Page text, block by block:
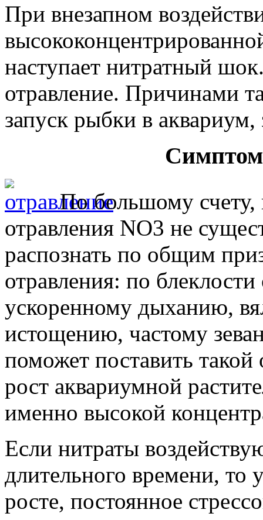
При внезапном
наступает нитратный
отравление. Причинами
запуск рыбки в
По большому
отравления NO3 не
распознать по общим
отравления: по
ускоренному дыханию,
истощению, частому
поможет поставить
рост аквариумной
именно высокой
Если нитраты
длительного времени, то
росте, постоянное